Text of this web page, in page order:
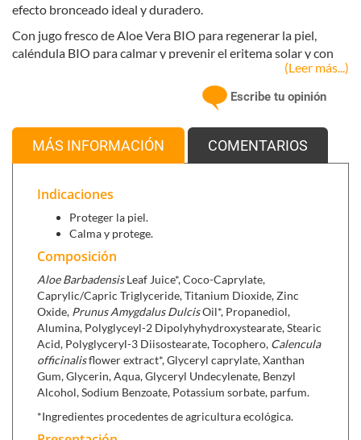
efecto bronceado ideal y duradero.
Con jugo fresco de Aloe Vera BIO para regenerar la piel,
caléndula BIO para calmar y prevenir el eritema solar y con
Los filtros físicos crean una barrea mineral que protegen la
piel desded el primer instante, su alta tolerancia los hace
ideales para pieles sensibles, reactivas o delicadas. Además,
su formulación respetuosa con la piel y libre de químicos
dañinos, contribuye a preservar el medioambiente y los
ecosistemas marinos.
Se puede combinar con:
Sunsol (30 perlas)
rayos solares.
After sun (200 ml), hidrata intensamente con un efecto
refrescante que calma y ayuda a la regeneración de la
piel disminuyendo la irritación.
(Leer más...)
Escribe tu opinión
MÁS INFORMACIÓN COMENTARIOS
Indicaciones
Proteger la piel.
Calma y protege.
Composición
Aloe BarbadensisLeaf Juice*, Coco-Caprylate,
Caprylic/Capric Triglyceride, Titanium Dioxide, Zinc
Oxide, Prunus Amygdalus DulcisOil*, Propanediol,
Alumina, Polyglyceyl-2 Dipolyhyhydroxystearate, Stearic
Acid, Polyglyceryl-3 Diisostearate, Tocophero, Calencula
officinalisflower extract*, Glyceryl caprylate, Xanthan
Gum, Glycerin, Aqua, Glyceryl Undecylenate, Benzyl
Alcohol, Sodium Benzoate, Potassium sorbate, parfum.
*Ingredientes procedentes de agricultura ecológica.